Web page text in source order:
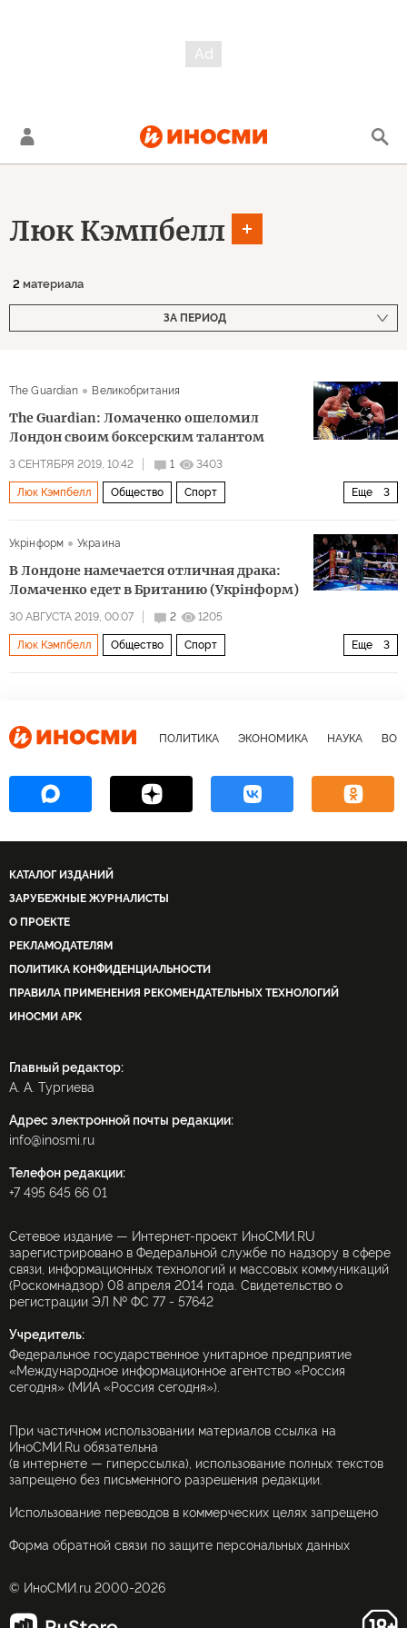
Люк Кэмпбелл
2 материала
ЗА ПЕРИОД
The Guardian Великобритания
The Guardian: Ломаченко ошеломил
Лондон своим боксерским талантом
3 СЕНТЯБРЯ 2019, 10:42 1 3403
Еще 3
Люк Кэмпбелл Общество Спорт
Укрiнформ
Украина
В Лондоне намечается отличная драка:
Ломаченко едет в Британию (Укрiнформ)
30 АВГУСТА 2019, 00:07 2 1205
Еще 3
Люк Кэмпбелл Общество Спорт
ПОЛИТИКА ЭКОНОМИКА НАУКА
КАТАЛОГ ИЗДАНИЙ
ЗАРУБЕЖНЫЕ ЖУРНАЛИСТЫ
О ПРОЕКТЕ
РЕКЛАМОДАТЕЛЯМ
ПОЛИТИКА КОНФИДЕНЦИАЛЬНОСТИ
ПРАВИЛА ПРИМЕНЕНИЯ РЕКОМЕНДАТЕЛЬНЫХ ТЕХНОЛОГИЙ
ИНОСМИ APK
Главный редактор:
А. А. Тургиева
Адрес электронной почты редакции:
info@inosmi.ru
Телефон редакции:
+7 495 645 66 01
Сетевое издание — Интернет-проект ИноСМИ.RU
зарегистрировано в Федеральной службе по надзору в сфере
связи, информационных технологий и массовых коммуникаций
(Роскомнадзор) 08 апреля 2014 года. Свидетельство о
регистрации ЭЛ № ФС 77 - 57642
Учредитель:
Федеральное государственное унитарное предприятие
«Международное информационное агентство «Россия
сегодня» (МИА «Россия сегодня»).
При частичном использовании материалов ссылка на
ИноСМИ.Ru обязательна
(в интернете — гиперссылка), использование полных текстов
запрещено без письменного разрешения редакции.
Использование переводов в коммерческих целях запрещено
Форма обратной связи по защите персональных данных
© ИноСМИ.ru 2000-2026